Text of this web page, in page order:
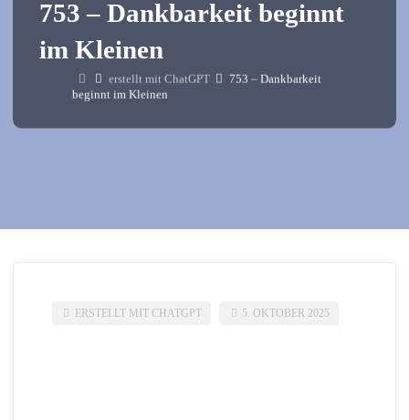
753 – Dankbarkeit beginnt
im Kleinen
Starterstellt mit ChatGPT
753 – Dankbarkeit
beginnt im Kleinen
ERSTELLT MIT CHATGPT 5. OKTOBER 2025